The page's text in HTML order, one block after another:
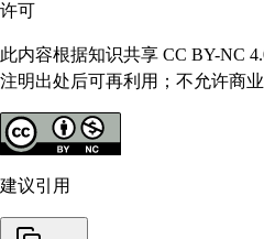
许可
此内容根据知识共享 CC BY-NC
注明出处后可再利用；不允许商业
建议引用